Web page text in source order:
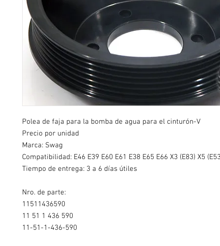
Polea de faja para la bomba de agua para el cinturón-V
Precio por unidad
Marca: Swag
Compatibilidad: E46 E39 E60 E61 E38 E65 E66 X3 (E83) X5
Tiempo de entrega: 3 a 6 días útiles
Nro. de parte:
11511436590
11 51 1 436 590
11-51-1-436-590